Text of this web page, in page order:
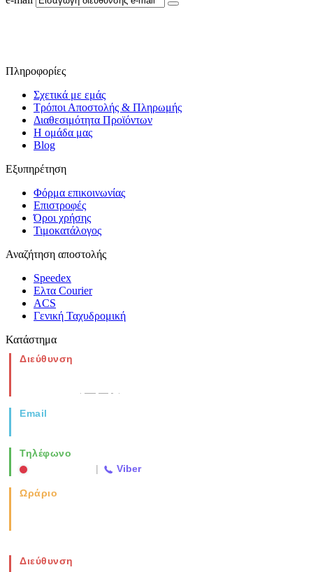
Πληροφορίες
Σχετικά με εμάς
Τρόποι Αποστολής & Πληρωμής
Διαθεσιμότητα Προϊόντων
Η ομάδα μας
Blog
Εξυπηρέτηση
Φόρμα επικοινωνίας
Επιστροφές
Όροι χρήσης
Τιμοκατάλογος
Αναζήτηση αποστολής
Speedex
Ελτα Courier
ACS
Γενική Ταχυδρομική
Κατάστημα
Διεύθυνση
Email
Τηλέφωνο
| Viber
Ωράριο
Διεύθυνση